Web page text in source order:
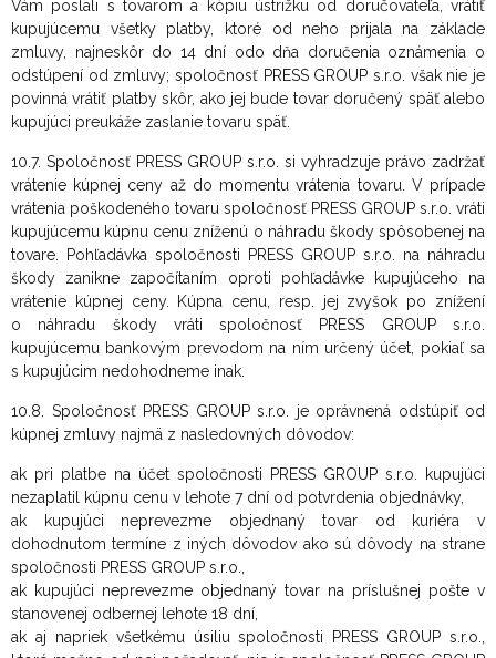
Vám poslali s tovarom a kópiu ústrižku od doručovateľa, vrátiť
kupujúcemu všetky platby, ktoré od neho prijala na základe
zmluvy, najneskôr do 14 dní odo dňa doručenia oznámenia o
odstúpení od zmluvy; spoločnosť PRESS GROUP s.r.o. však nie je
povinná vrátiť platby skôr, ako jej bude tovar doručený späť alebo
kupujúci preukáže zaslanie tovaru späť.
10.7. Spoločnosť PRESS GROUP s.r.o. si vyhradzuje právo zadržať
vrátenie kúpnej ceny až do momentu vrátenia tovaru. V prípade
vrátenia poškodeného tovaru spoločnosť PRESS GROUP s.r.o. vráti
kupujúcemu kúpnu cenu zníženú o náhradu škody spôsobenej na
tovare. Pohľadávka spoločnosti PRESS GROUP s.r.o. na náhradu
škody zanikne započítaním oproti pohľadávke kupujúceho na
vrátenie kúpnej ceny. Kúpna cenu, resp. jej zvyšok po znížení
o náhradu škody vráti spoločnosť PRESS GROUP s.r.o.
kupujúcemu bankovým prevodom na ním určený účet, pokiaľ sa
s kupujúcim nedohodneme inak.
10.8. Spoločnosť PRESS GROUP s.r.o. je oprávnená odstúpiť od
kúpnej zmluvy najmä z nasledovných dôvodov:
ak pri platbe na účet spoločnosti PRESS GROUP s.r.o. kupujúci
nezaplatil kúpnu cenu v lehote 7 dní od potvrdenia objednávky,
ak kupujúci neprevezme objednaný tovar od kuriéra v
dohodnutom termíne z iných dôvodov ako sú dôvody na strane
spoločnosti PRESS GROUP s.r.o.,
ak kupujúci neprevezme objednaný tovar na príslušnej pošte v
stanovenej odbernej lehote 18 dní,
ak aj napriek všetkému úsiliu spoločnosti PRESS GROUP s.r.o.,